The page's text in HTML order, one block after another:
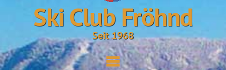
Ski Club Fröhnd
Seit 1968